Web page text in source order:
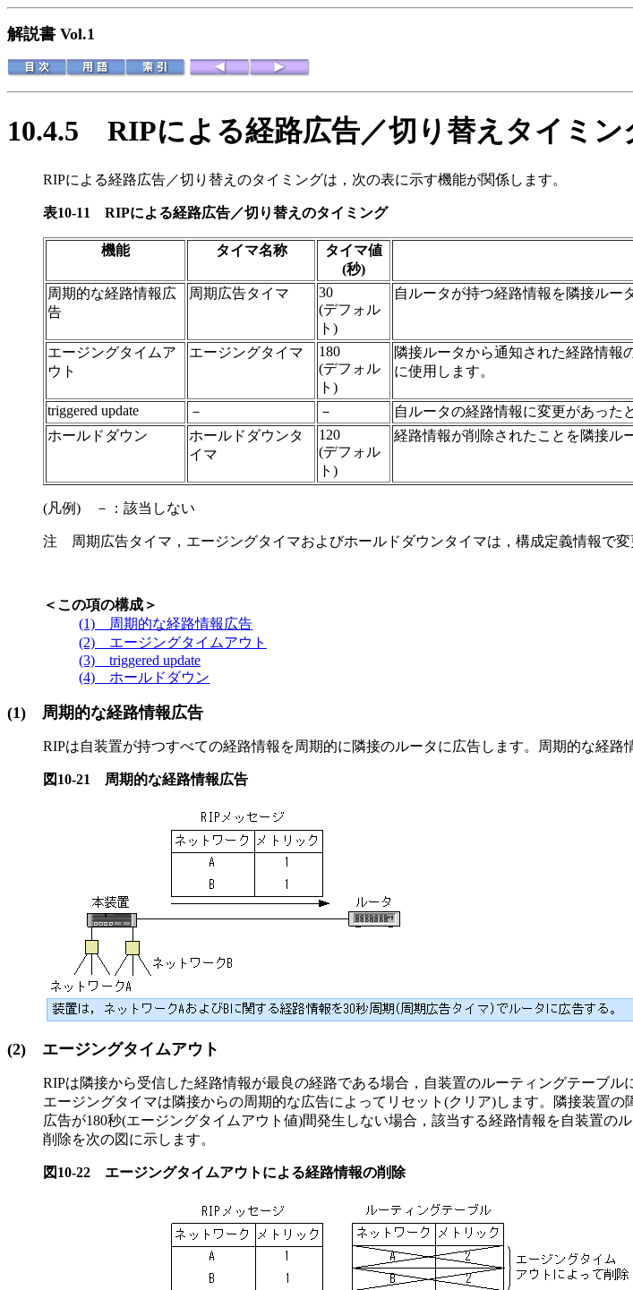
解説書 Vol.1
10.4.5 RIPによる経路広告／切り替えタイミン
RIPによる経路広告／切り替えのタイミングは，次の表に示す機能が関係します。
表10-11 RIPによる経路広告／切り替えのタイミング
機能 タイマ名称
タイマ値
(秒)
周期的な経路情報広
告
周期広告タイマ
30
(デフォル
ト)
自ルータが持つ経路情報を隣接ルー
エージングタイムア
ウト
エージングタイマ
180
(デフォル
ト)
隣接ルータから通知された経路情報
に使用します。
triggered update － －
自ルータの経路情報に変更があった
ホールドダウン
ホールドダウンタ
イマ
120
(デフォル
ト)
経路情報が削除されたことを隣接ル
(凡例) －：該当しない
注 周期広告タイマ，エージングタイマおよびホールドダウンタイマは，構成定義情報で変
＜この項の構成＞
(1) 周期的な経路情報広告
(2) エージングタイムアウト
(3) triggered update
(4) ホールドダウン
(1) 周期的な経路情報広告
RIPは自装置が持つすべての経路情報を周期的に隣接のルータに広告します。周期的な経路
図10-21 周期的な経路情報広告
(2) エージングタイムアウト
RIPは隣接から受信した経路情報が最良の経路である場合，自装置のルーティングテーブル
エージングタイマは隣接からの周期的な広告によってリセット(クリア)します。隣接装置
広告が180秒(エージングタイムアウト値)間発生しない場合，該当する経路情報を自装置
削除を次の図に示します。
図10-22 エージングタイムアウトによる経路情報の削除